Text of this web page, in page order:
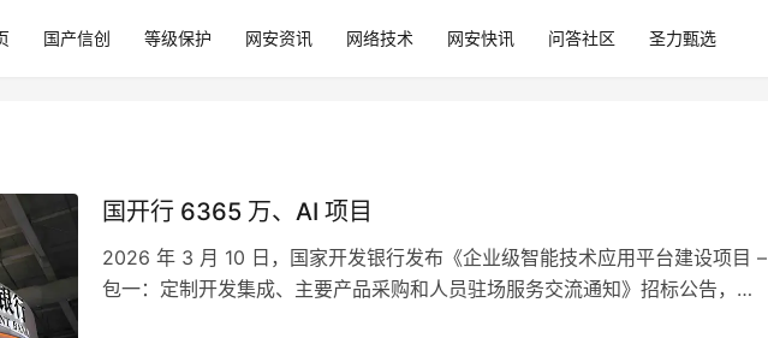
国产信创 等级保护 网安资讯 网络技术 网安快讯 问答社区 圣力甄选
国开行 6365 万、AI 项目
2026 年 3 月 10 日，国家开发银行发布《企业级智能技术应用平台建设项目 –
包一：定制开发集成、主要产品采购和人员驻场服务交流通知》招标公告，预